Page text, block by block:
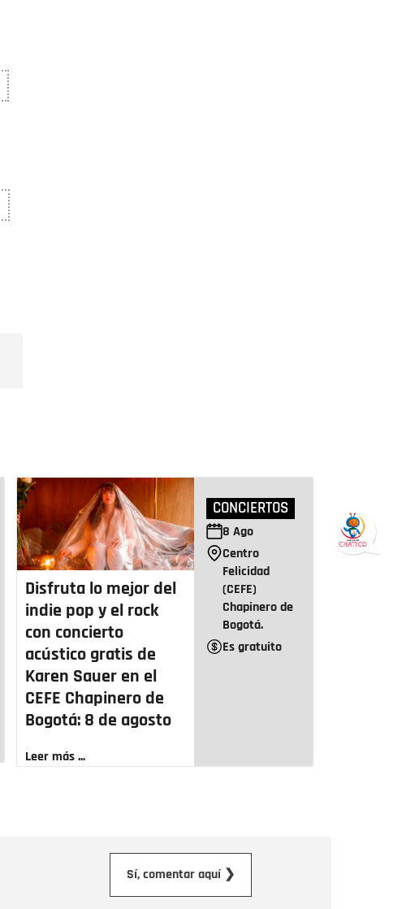
Disfruta lo mejor del
indie pop y el rock
con concierto
acústico gratis de
Karen Sauer en el
CEFE Chapinero de
Bogotá: 8 de agosto
Leer más ...
CONCIERTOS
8 Ago
Centro
Felicidad
(CEFE)
Chapinero de
Bogotá.
Es gratuito
Sí, comentar aquí ❯